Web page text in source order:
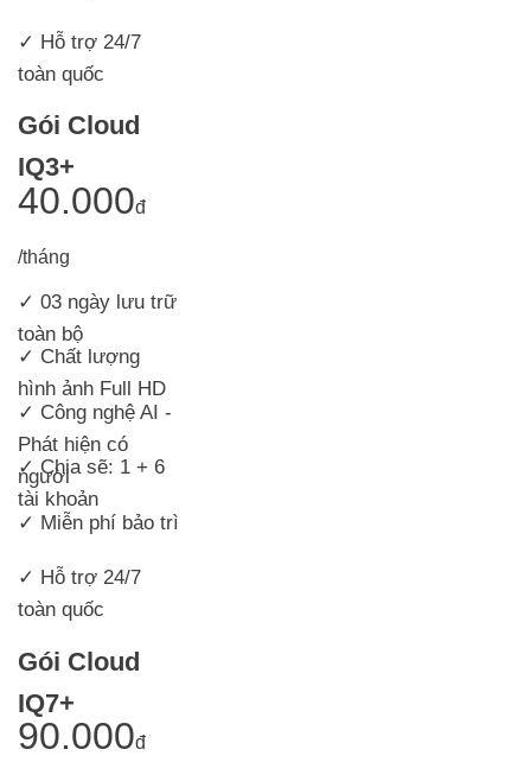
✓ Hỗ trợ 24/7
toàn quốc
Gói Cloud
IQ3+
40.000đ
/tháng
✓ 03 ngày lưu trữ
toàn bộ
✓ Chất lượng
hình ảnh Full HD
✓ Công nghệ AI -
Phát hiện có
người
✓ Chia sẽ: 1 + 6
tài khoản
✓ Miễn phí bảo trì
✓ Hỗ trợ 24/7
toàn quốc
Gói Cloud
IQ7+
90.000đ